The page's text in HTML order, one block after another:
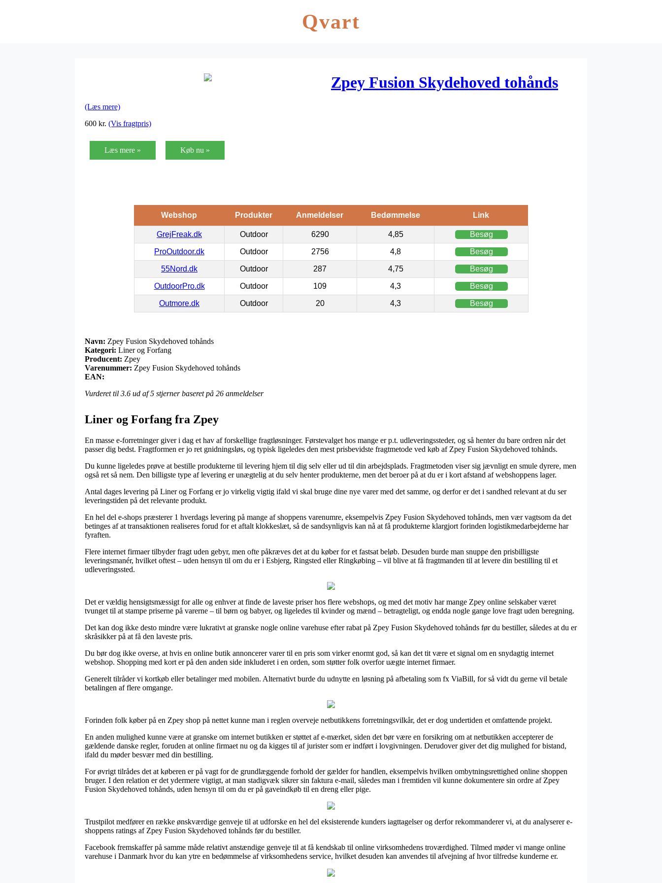
Qvart
Zpey Fusion Skydehoved tohånds
(Læs mere)
600 kr. (Vis fragtpris)
Læs mere » Køb nu »
Webshop Produkter Anmeldelser Bedømmelse Link
GrejFreak.dk Outdoor 6290 4,85 Besøg
ProOutdoor.dk Outdoor 2756 4,8 Besøg
55Nord.dk Outdoor 287 4,75 Besøg
OutdoorPro.dk Outdoor 109 4,3 Besøg
Outmore.dk Outdoor 20 4,3 Besøg
Navn: Zpey Fusion Skydehoved tohånds
Kategori: Liner og Forfang
Producent: Zpey
Varenummer: Zpey Fusion Skydehoved tohånds
EAN:
Vurderet til 3.6 ud af 5 stjerner baseret på 26 anmeldelser
Liner og Forfang fra Zpey
En masse e-forretninger giver i dag et hav af forskellige fragtløsninger. Førstevalget hos mange er p.t. udleveringssteder, og så henter du bare ordren når det
passer dig bedst. Fragtformen er jo ret gnidningsløs, og typisk ligeledes den mest prisbevidste fragtmetode ved køb af Zpey Fusion Skydehoved tohånds.
Du kunne ligeledes prøve at bestille produkterne til levering hjem til dig selv eller ud til din arbejdsplads. Fragtmetoden viser sig jævnligt en smule dyrere, men
også ret så nem. Den billigste type af levering er unægtelig at du selv henter produkterne, men det beroer på at du er i kort afstand af webshoppens lager.
Antal dages levering på Liner og Forfang er jo virkelig vigtig ifald vi skal bruge dine nye varer med det samme, og derfor er det i sandhed relevant at du ser
leveringstiden på det relevante produkt.
En hel del e-shops præsterer 1 hverdags levering på mange af shoppens varenumre, eksempelvis Zpey Fusion Skydehoved tohånds, men vær vagtsom da det
betinges af at transaktionen realiseres forud for et aftalt klokkeslæt, så de sandsynligvis kan nå at få produkterne klargjort forinden logistikmedarbejderne har
fyraften.
Flere internet firmaer tilbyder fragt uden gebyr, men ofte påkræves det at du køber for et fastsat beløb. Desuden burde man snuppe den prisbilligste
leveringsmanér, hvilket oftest – uden hensyn til om du er i Esbjerg, Ringsted eller Ringkøbing – vil blive at få fragtmanden til at levere din bestilling til et
udleveringssted.
Det er vældig hensigtsmæssigt for alle og enhver at finde de laveste priser hos flere webshops, og med det motiv har mange Zpey online selskaber været
tvunget til at stampe priserne på varerne – til børn og babyer, og ligeledes til kvinder og mænd – betragteligt, og endda nogle gange love fragt uden beregning.
Det kan dog ikke desto mindre være lukrativt at granske nogle online varehuse efter rabat på Zpey Fusion Skydehoved tohånds før du bestiller, således at du er
skråsikker på at få den laveste pris.
Du bør dog ikke overse, at hvis en online butik annoncerer varer til en pris som virker enormt god, så kan det tit være et signal om en snydagtig internet
webshop. Shopping med kort er på den anden side inkluderet i en orden, som støtter folk overfor uægte internet firmaer.
Generelt tilråder vi kortkøb eller betalinger med mobilen. Alternativt burde du udnytte en løsning på afbetaling som fx ViaBill, for så vidt du gerne vil betale
betalingen af flere omgange.
Forinden folk køber på en Zpey shop på nettet kunne man i reglen overveje netbutikkens forretningsvilkår, det er dog undertiden et omfattende projekt.
En anden mulighed kunne være at granske om internet butikken er støttet af e-mærket, siden det bør være en forsikring om at netbutikken accepterer de
gældende danske regler, foruden at online firmaet nu og da kigges til af jurister som er indført i lovgivningen. Derudover giver det dig mulighed for bistand,
ifald du møder besvær med din bestilling.
For øvrigt tilrådes det at køberen er på vagt for de grundlæggende forhold der gælder for handlen, eksempelvis hvilken ombytningsrettighed online shoppen
bruger. I den relation er det ydermere vigtigt, at man stadigvæk sikrer sin faktura e-mail, således man i fremtiden vil kunne dokumentere sin ordre af Zpey
Fusion Skydehoved tohånds, uden hensyn til om du er på gaveindkøb til en dreng eller pige.
Trustpilot medfører en række ønskværdige genveje til at udforske en hel del eksisterende kunders iagttagelser og derfor rekommanderer vi, at du analyserer e-
shoppens ratings af Zpey Fusion Skydehoved tohånds før du bestiller.
Facebook fremskaffer på samme måde relativt anstændige genveje til at få kendskab til online virksomhedens troværdighed. Tilmed møder vi mange online
varehuse i Danmark hvor du kan ytre en bedømmelse af virksomhedens service, hvilket desuden kan anvendes til afvejning af hvor tilfredse kunderne er.